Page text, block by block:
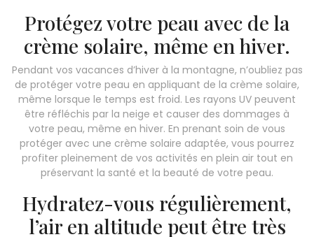
Protégez votre peau avec de la
crème solaire, même en hiver.
Pendant vos vacances d’hiver à la montagne, n’oubliez pas
de protéger votre peau en appliquant de la crème solaire,
même lorsque le temps est froid. Les rayons UV peuvent
être réfléchis par la neige et causer des dommages à
votre peau, même en hiver. En prenant soin de vous
protéger avec une crème solaire adaptée, vous pourrez
profiter pleinement de vos activités en plein air tout en
préservant la santé et la beauté de votre peau.
Hydratez-vous régulièrement,
l’air en altitude peut être très